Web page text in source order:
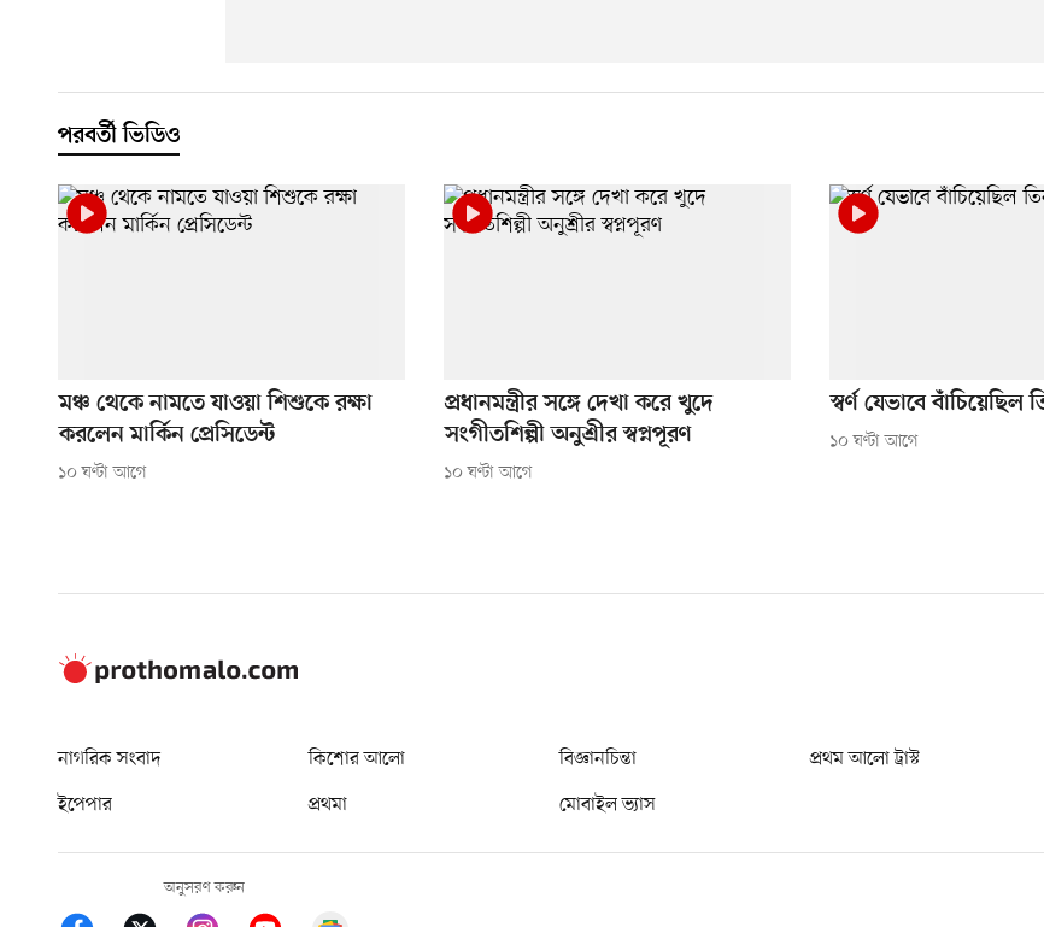
পরবর্তী ভিডিও
মঞ্চ থেকে নামতে যাওয়া শিশুকে রক্ষা
করলেন মার্কিন প্রেসিডেন্ট
১০ ঘণ্টা আগে
প্রধানমন্ত্রীর সঙ্গে দেখা করে খুদে
সংগীতশিল্পী অনুশ্রীর স্বপ্নপূরণ
১০ ঘণ্টা আগে
স্বর্ণ যেভাবে বাঁচিয়েছিল
১০ ঘণ্টা আগে
নাগরিক সংবাদ কিশোর আলো বিজ্ঞানচিন্তা প্রথম আলো ট্রাস্ট
ইপেপার
প্রথমা মোবাইল ভ্যাস
অনুসরণ করুন